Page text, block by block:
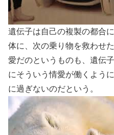
遺伝子は自己の複製の都合
体に、次の乗り物を救わせ
愛だのというものも、遺伝
にそういう情愛が働くよう
に過ぎないのだという。